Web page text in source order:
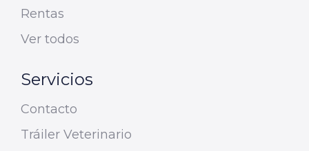
Rentas
Ver todos
Servicios
Contacto
Tráiler Veterinario